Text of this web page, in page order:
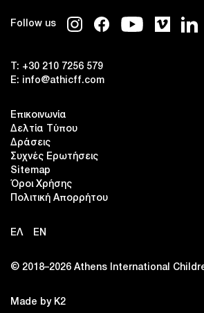
Follow us
T: +30 210 7256 579
E: info@athicff.com
Επικοινωνία
Δελτία Τύπου
Δράσεις
Συχνές Ερωτήσεις
Sitemap
Όροι Χρήσης
Πολιτική Απορρήτου
ΕΛ EN
© 2018–2026 Αthens International
Made by K2